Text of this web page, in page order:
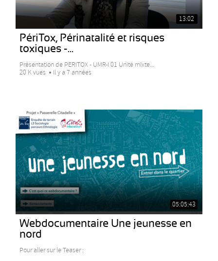
13:02
PériTox, Périnatalité et risques
toxiques -...
Présentation de PERITOX - UMR-I 01 Unité mixte...
20 K vues
Il y a 7 années
05:05:43
Webdocumentaire Une jeunesse en
nord
Pour aller sur le Teaser :